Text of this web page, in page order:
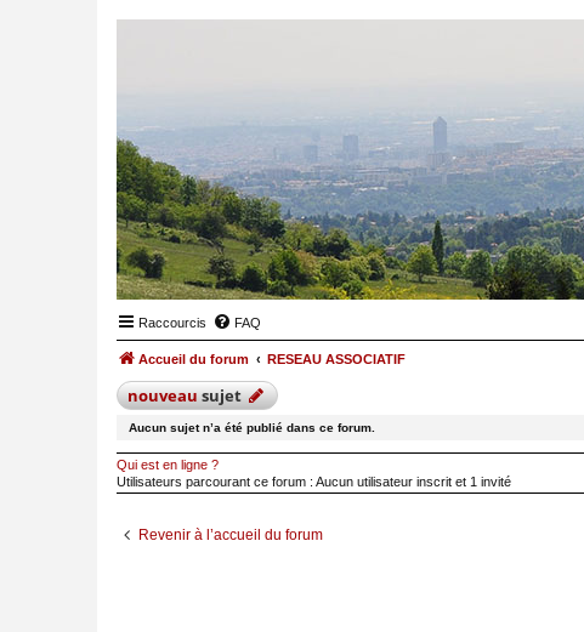
Raccourcis FAQ
Accueil du forum RESEAU ASSOCIATIF
nouveausujet
Aucun sujet n’a été publié dans ce forum.
Qui est en ligne ?
Utilisateurs parcourant ce forum : Aucun utilisateur inscrit et 1 invité
Revenir à l’accueil du forum